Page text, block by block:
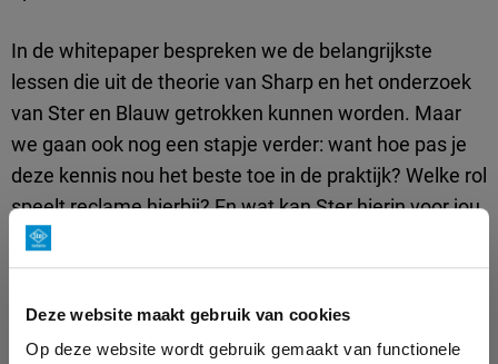
Deze website maakt gebruik van cookies
Op deze website wordt gebruik gemaakt van functionele
In de whitepaper bespreken we de belangrijkste
lessen die uit de theorie van Sharp en het onderzoek
van Ster en Blauw getrokken kunnen worden. Maar
we gaan ook nog een stapje verder: want hoe pas je
deze kennis nou het beste toe in de praktijk? Welke rol
speelt reclame hierbij? En wat kan Ster hierin voor jou
betekenen?
IS JOUW INTERESSE GEWEKT?
Hoe klein of groot jouw merk op dit moment ook is; als